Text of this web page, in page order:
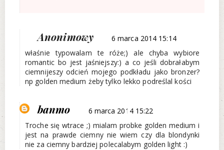
Anonimowy
6 marca 2014 15:14
właśnie typowalam te róże;) ale chyba wybiore
romantic bo jest jaśniejszy:) a co jeśli dobrałabym
ciemnijeszy odcień mojego podkładu jako bronzer?
np golden medium żeby tylko lekko podreślal kości
banmo
6 marca 2014 15:22
Troche się wtrace ;) mialam probke golden medium i
jest na prawde ciemny nie wiem czy dla blondynki
nie za ciemny bardziej polecalabym golden light :)